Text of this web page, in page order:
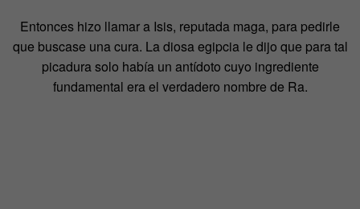
Entonces hizo llamar a Isis, reputada maga, para pedirle
que buscase una cura. La diosa egipcia le dijo que para tal
picadura solo había un antídoto cuyo ingrediente
fundamental era el verdadero nombre de Ra.